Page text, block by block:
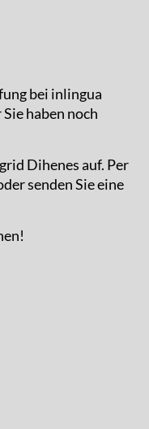
bei inlingua
haben noch
Dihenes auf. Per
senden Sie eine